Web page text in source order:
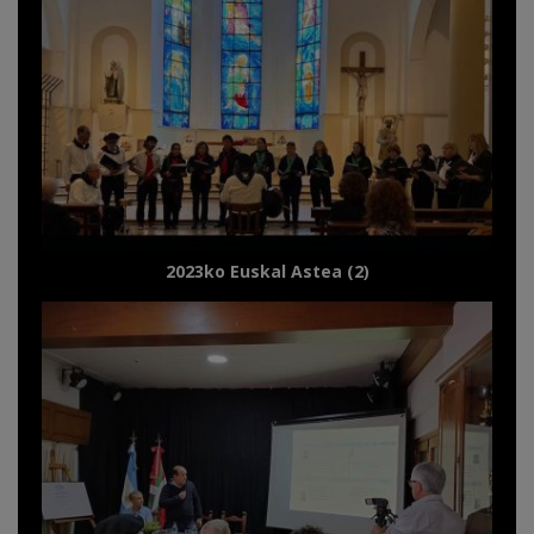
2023ko Euskal Astea (2)